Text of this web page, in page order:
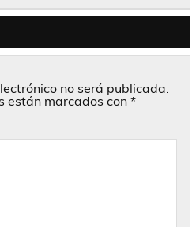
no será publicada.
están marcados con *